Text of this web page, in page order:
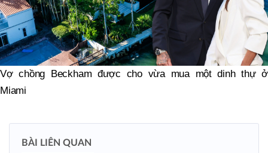
Vợ chồng Beckham được cho vừa mua một dinh thự ở
Miami
BÀI LIÊN QUAN